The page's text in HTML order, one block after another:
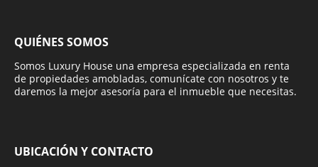
QUIÉNES SOMOS
Somos Luxury House una empresa especializada en renta
de propiedades amobladas, comunícate con nosotros y te
daremos la mejor asesoría para el inmueble que necesitas.
UBICACIÓN Y CONTACTO